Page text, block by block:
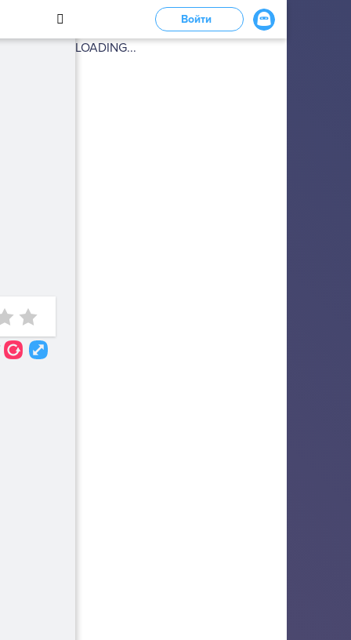
Войти
LOADING...